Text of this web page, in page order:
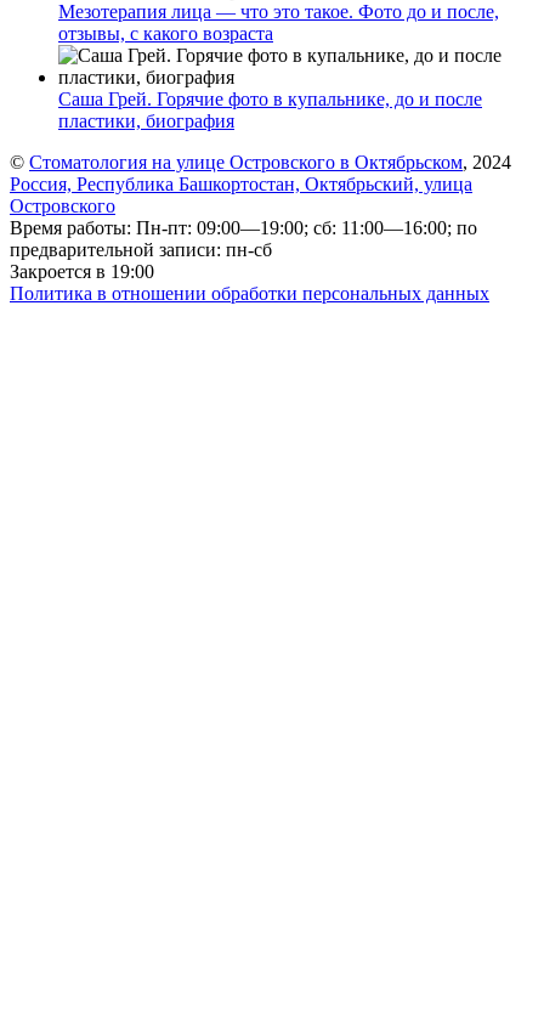
Мезотерапия лица — что это такое. Фото до и после,
отзывы, с какого возраста
Саша Грей. Горячие фото в купальнике, до и после
пластики, биография
© Стоматология на улице Островского в Октябрьском, 2024
Россия, Республика Башкортостан, Октябрьский, улица
Островского
Время работы: Пн-пт: 09:00—19:00; сб: 11:00—16:00; по
предварительной записи: пн-сб
Закроется в 19:00
Политика в отношении обработки персональных данных